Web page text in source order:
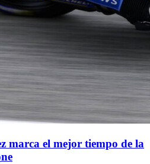
marca el mejor tiempo de la